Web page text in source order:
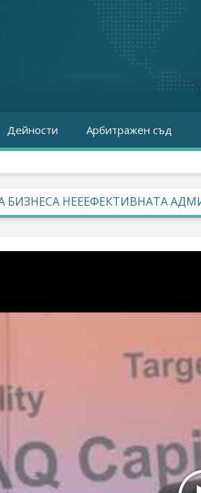
Дейности Арбитражен съд
БИЗНЕСА НЕЕЕФЕКТИВНАТА